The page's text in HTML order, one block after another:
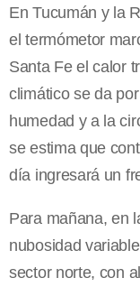
En Tucumán y la
el termómetor
Santa Fe el calor
climático se da
humedad y a la
se estima que
día ingresará un
Para mañana, en
nubosidad
sector norte, con